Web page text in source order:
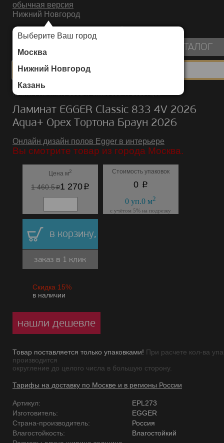
обычная версия
Нижний Новгород
Выберите Ваш город
Москва
Нижний Новгород
Казань
ИНТЕРНЕТ-МАГАЗИН НАПОЛЬНЫХ ПОКРЫТИЙ
КАТАЛОГ
Каталог/Ламинат/EGGER/Classic 833 4V 2026 Aqua+
Ламинат EGGER Classic 833 4V 2026
Aqua+ Орех Тортона Браун 2026
Онлайн дизайн полов Egger в интерьере
Вы смотрите товар из города Москва.
Цена м2
1 460.5p1 270p
Стоимость упаковок
0 p
0 уп.0 м2
с учётом 5% на подрезку
в корзину,
заказ в 1 клик
Скидка 15%
в наличии
нашли дешевле
Товар поставляется только упаковками! При расчете кол-ва
производится
округление до целого числа в большую сторону.
Тарифы на доставку по Москве и в регионы России
Артикул:
EPL273
Изготовитель:
EGGER
Страна-производитель:
Россия
Влагостойкость:
Влагостойкий